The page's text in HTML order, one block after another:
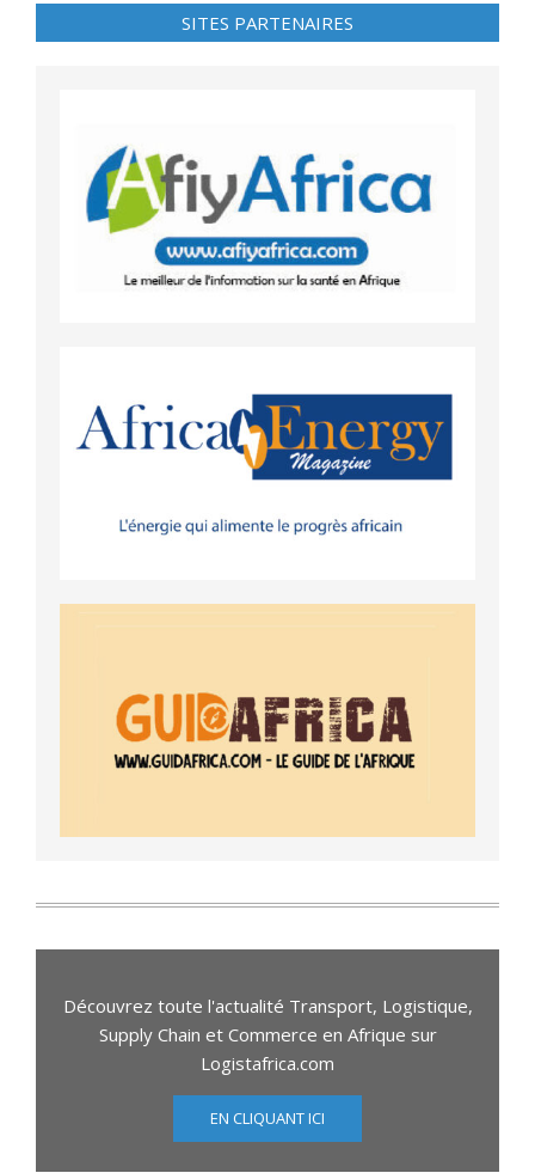
SITES PARTENAIRES
Découvrez toute l'actualité Transport, Logistique,
Supply Chain et Commerce en Afrique sur
Logistafrica.com
EN CLIQUANT ICI